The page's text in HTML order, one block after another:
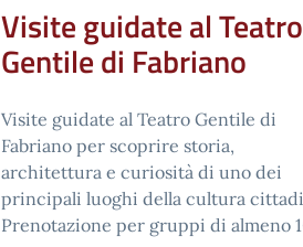
Visite guidate al Teatro
Gentile di Fabriano
Visite guidate al Teatro Gentile di
Fabriano per scoprire storia,
architettura e curiosità di uno dei
principali luoghi della cultura
Prenotazione per gruppi di almeno